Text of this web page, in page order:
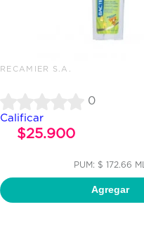
RECAMIER S.A.
0
Calificar
$25.900
PUM: $ 172.66 ML
Agregar